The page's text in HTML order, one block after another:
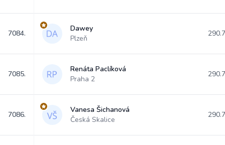
7084.
Dawey
Plzeň
7085.
Renáta Paclíková
Praha 2
7086.
Vanesa Šichanová
Česká Skalice